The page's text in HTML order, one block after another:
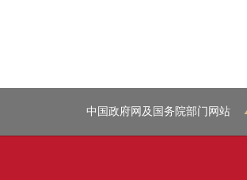
中国政府网及国务院部门网站